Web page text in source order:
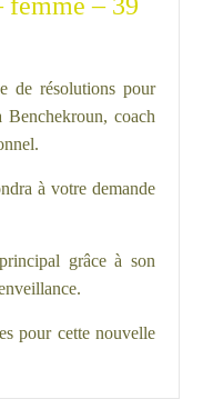
de résolutions pour
coach
à votre demande
grâce à son
pour cette nouvelle